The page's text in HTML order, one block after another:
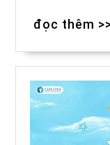
đọc thêm